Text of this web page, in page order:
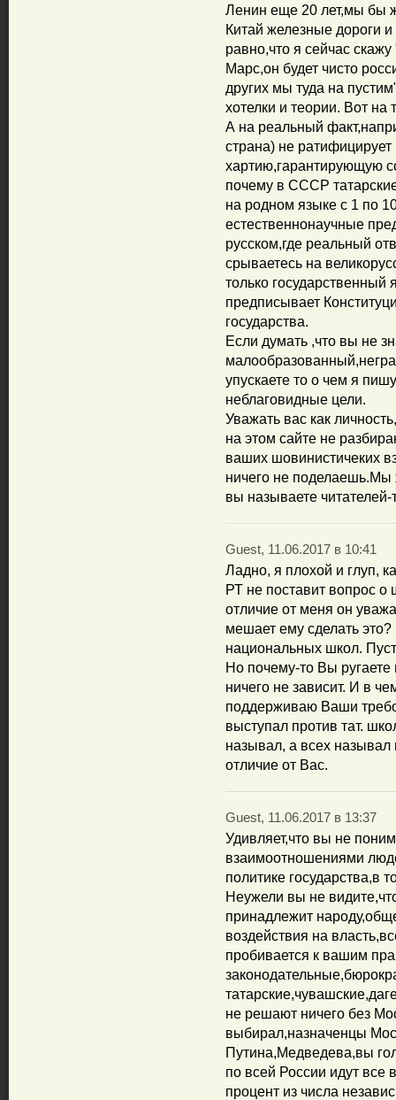
Ленин еще 20 лет,мы бы
Китай железные дороги
равно,что я сейчас
Марс,он будет чисто
других мы туда на
хотелки и теории. Вот на
А на реальный
страна) не
хартию,гарантирующую
почему в СССР
на родном языке с 1 по
естественнонаучные
русском,где реальный
срываетесь на
только государственный
предписывает
государства.
Если думать ,что вы не
упускаете то о чем я
неблаговидные цели.
Уважать вас как
на этом сайте не
ваших шовинистичеких
ничего не поделаешь.Мы
вы называете читателей-
Guest, 11.06.2017 в 10:41
Ладно, я плохой и глуп,
РТ не поставит вопрос
отличие от меня он
мешает ему сделать это?
национальных школ.
Но почему-то Вы
ничего не зависит. И в
поддерживаю Ваши
выступал против тат.
называл, а всех называл
отличие от Вас.
Guest, 11.06.2017 в 13:37
Удивляет,что вы не
взаимоотношениями
политике государства,в
Неужели вы не
принадлежит
воздействия на
пробивается к вашим
не решают ничего без
выбирал,назначенцы
Путина,Медведева,вы
по всей России идут
процент из числа